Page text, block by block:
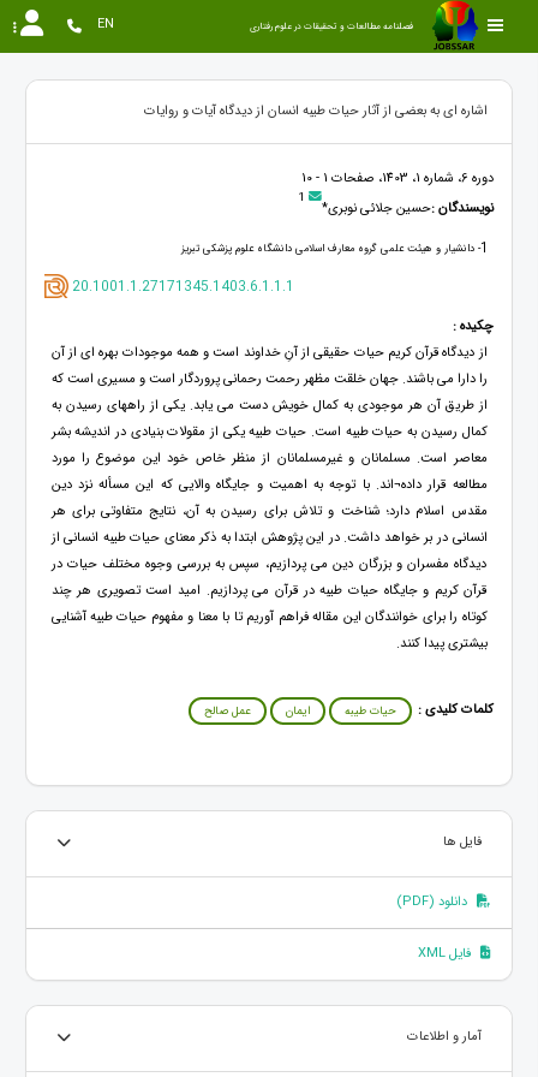
فصلنامه مطالعات و تحقیقات در علوم رفتاری EN
اشاره ای به بعضی از آثار حیات طیبه انسان از دیدگاه آیات و روایات
دوره 6، شماره 1، 1403، صفحات 1 - 10
نویسندگان :حسین جلائی نوبری* 1
1- دانشیار و هیئت علمی گروه معارف اسلامی دانشگاه علوم پزشکی تبریز
20.1001.1.27171345.1403.6.1.1.1
چکیده :
از دیدگاه قرآن کریم حیات حقیقی از آنِ خداوند است و همه موجودات بهره ای از آن
را دارا می باشند. جهان خلقت مظهر رحمت رحمانی پروردگار است و مسیری است که
از طریق آن هر موجودی به کمال خویش دست می یابد. یکی از راههای رسیدن به
کمال رسیدن به حیات طیبه است. حیات طیبه یکی از مقولات بنیادی در اندیشه بشر
معاصر است. مسلمانان و غیرمسلمانان از منظر خاص خود این موضوع را مورد
مطالعه قرار داده¬اند. با توجه به اهمیت و جایگاه والایی که این مسأله نزد دین
مقدس اسلام دارد؛ شناخت و تلاش برای رسیدن به آن، نتایج متفاوتی برای هر
انسانی در بر خواهد داشت. در این پژوهش ابتدا به ذکر معنای حیات طیبه انسانی از
دیدگاه مفسران و بزرگان دین می پردازیم، سپس به بررسی وجوه مختلف حیات در
قرآن کریم و جایگاه حیات طیبه در قرآن می پردازیم. امید است تصویری هر چند
کوتاه را برای خوانندگان این مقاله فراهم آوریم تا با معنا و مفهوم حیات طیبه آشنایی
بیشتری پیدا کنند.
کلمات کلیدی : حیات طیبه ایمان عمل صالح
فایل ها
دانلود (PDF)
فایل XML
آمار و اطلاعات